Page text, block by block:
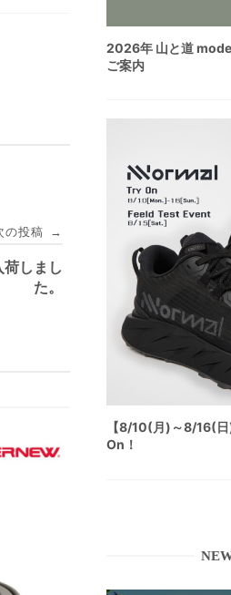
の投稿 →
しまし
た。
2026年 山と道
ご案内
【8/10(月)～8/16(
On！